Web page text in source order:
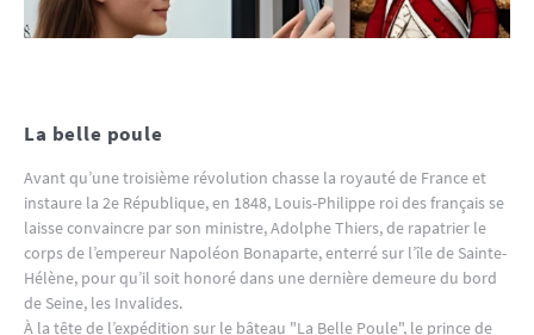
La belle poule
Avant qu’une troisième révolution chasse la royauté de France et
instaure la 2e République, en 1848, Louis-Philippe roi des français se
laisse convaincre par son ministre, Adolphe Thiers, de rapatrier le
corps de l’empereur Napoléon Bonaparte, enterré sur l’île de Sainte-
Hélène, pour qu’il soit honoré dans une dernière demeure du bord
de Seine, les Invalides.
À la tête de l’expédition sur le bâteau "La Belle Poule", le prince de